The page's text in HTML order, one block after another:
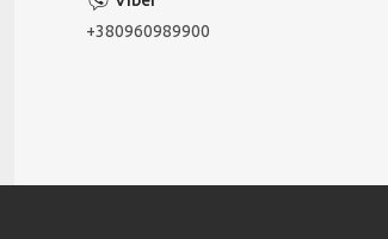
+380960989900